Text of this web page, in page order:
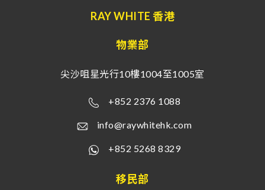
RAY WHITE 香港
物業部
尖沙咀星光行10樓1004至1005室
+852 2376 1088
info@raywhitehk.com
+852 5268 8329
移民部